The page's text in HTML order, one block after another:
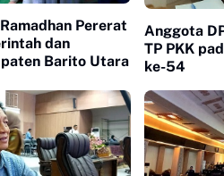
Pererat
dan
Barito Utara
Anggota
TP PKK
ke-54